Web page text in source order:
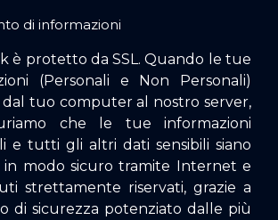
di informazioni
è protetto da SSL. Quando le tue
(Personali e Non Personali)
dal tuo computer al nostro server,
che le tue informazioni
e tutti gli altri dati sensibili siano
in modo sicuro tramite Internet e
strettamente riservati, grazie a
di sicurezza potenziato dalle più